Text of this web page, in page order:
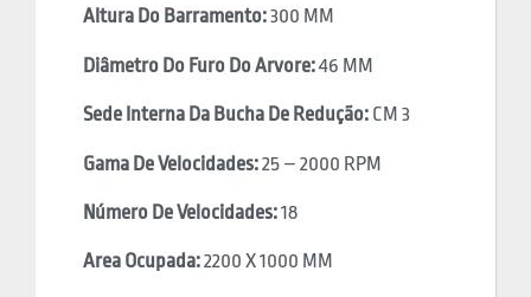
Altura Do Barramento:300 MM
Diâmetro Do Furo Do Arvore:46 MM
Sede Interna Da Bucha De Redução: CM 3
Gama De Velocidades:25 – 2000 RPM
Número De Velocidades:18
Area Ocupada:2200 X 1000 MM